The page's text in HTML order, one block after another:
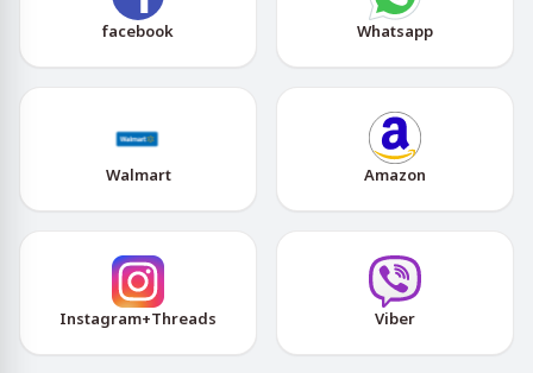
facebook Whatsapp
Walmart Amazon
Instagram+Threads Viber